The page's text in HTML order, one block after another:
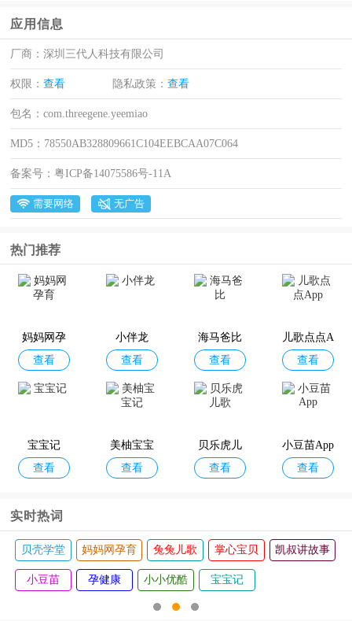
应用信息
厂商：深圳三代人科技有限公司
权限：查看 隐私政策：查看
包名：com.threegene.yeemiao
MD5： 78550AB328809661C104EEBCAA07C064
备案号：粤ICP备14075586号-11A
需要网络 无广告
热门推荐
妈妈网孕
育
查看
小伴龙
查看
海马爸比
查看
儿歌点点A
pp
查看
宝宝记
查看
美柚宝宝
记
查看
贝乐虎儿
歌
查看
小豆苗App
查看
实时热词
妈妈网孕育 兔兔儿歌 掌心宝贝 凯叔讲故事
孕健康 小小优酷 宝宝记
儿歌点点